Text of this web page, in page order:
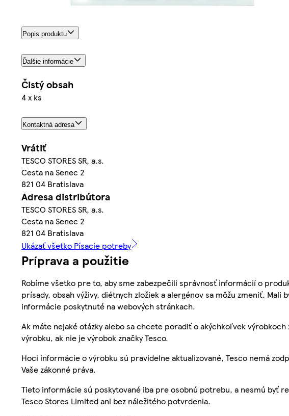
Popis produktu
Ďalšie informácie
Čistý obsah
4 x ks
Kontaktná adresa
Vrátiť
TESCO STORES SR, a.s.
Cesta na Senec 2
821 04 Bratislava
Adresa distribútora
TESCO STORES SR, a.s.
Cesta na Senec 2
821 04 Bratislava
Ukázať všetko Písacie potreby
Príprava a použitie
Robíme všetko pre to, aby sme zabezpečili správnosť informácií o
prísady, obsah výživy, diétnych zložiek a alergénov sa môžu zmeniť.
informácie poskytnuté na webových stránkach.
Ak máte nejaké otázky alebo sa chcete poradiť o akýchkoľvek
výrobku, ak nie je výrobok značky Tesco.
Hoci informácie o výrobku sú pravidelne aktualizované, Tesco nemá
Vaše zákonné práva.
Tieto informácie sú poskytované iba pre osobnú potrebu, a nesmú byť
Tesco Stores Limited ani bez náležitého potvrdenia.